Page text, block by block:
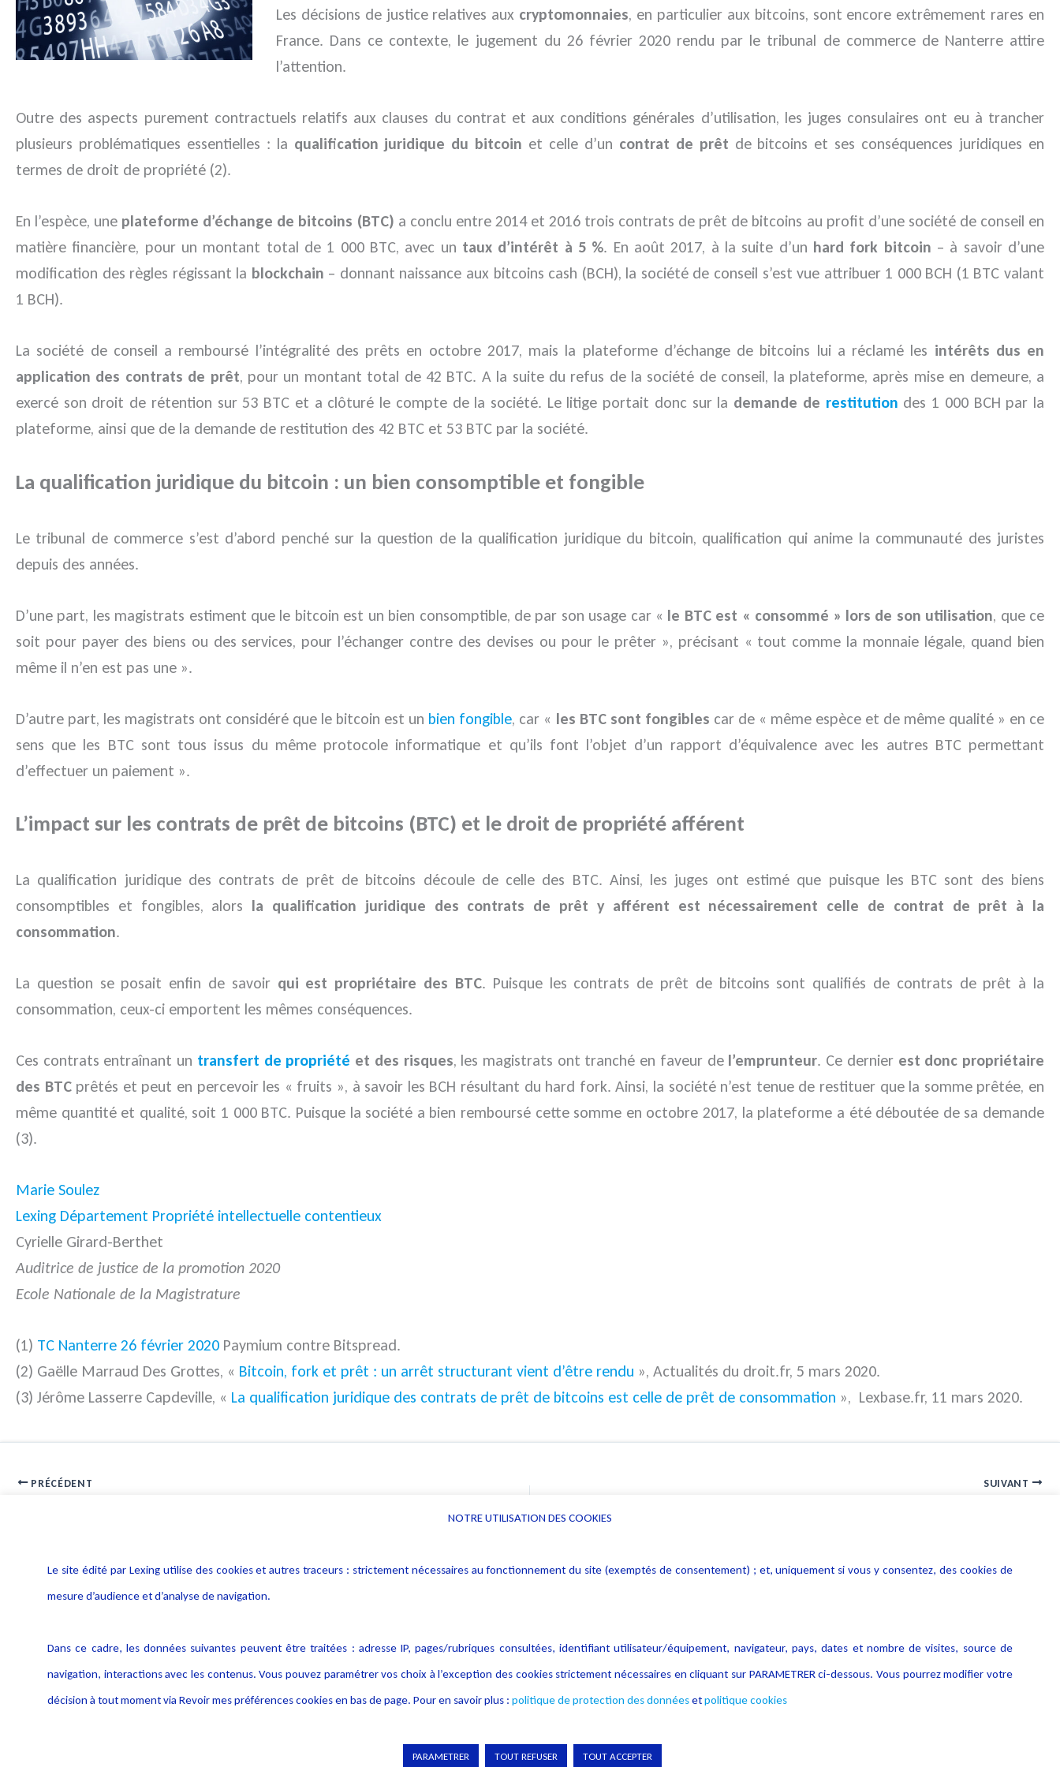
Les décisions de justice relatives aux cryptomonnaies, en particulier aux bitcoins, sont encore extrêmement rares en
France. Dans ce contexte, le jugement du 26 février 2020 rendu par le tribunal de commerce de Nanterre attire
l’attention.
Outre des aspects purement contractuels relatifs aux clauses du contrat et aux conditions générales d’utilisation, les juges consulaires ont eu à trancher
plusieurs problématiques essentielles : la qualification juridique du bitcoin et celle d’un contrat de prêt de bitcoins et ses conséquences juridiques en
termes de droit de propriété (2).
En l’espèce, une plateforme d’échange de bitcoins (BTC) a conclu entre 2014 et 2016 trois contrats de prêt de bitcoins au profit d’une société de conseil en
matière financière, pour un montant total de 1 000 BTC, avec un taux d’intérêt à 5 %. En août 2017, à la suite d’un hard fork bitcoin – à savoir d’une
modification des règles régissant la blockchain – donnant naissance aux bitcoins cash (BCH), la société de conseil s’est vue attribuer 1 000 BCH (1 BTC valant
1 BCH).
La société de conseil a remboursé l’intégralité des prêts en octobre 2017, mais la plateforme d’échange de bitcoins lui a réclamé les intérêts dus en
application des contrats de prêt, pour un montant total de 42 BTC. A la suite du refus de la société de conseil, la plateforme, après mise en demeure, a
exercé son droit de rétention sur 53 BTC et a clôturé le compte de la société. Le litige portait donc sur la demande de restitution des 1 000 BCH par la
plateforme, ainsi que de la demande de restitution des 42 BTC et 53 BTC par la société.
La qualification juridique du bitcoin : un bien consomptible et fongible
Le tribunal de commerce s’est d’abord penché sur la question de la qualification juridique du bitcoin, qualification qui anime la communauté des juristes
depuis des années.
D’une part, les magistrats estiment que le bitcoin est un bien consomptible, de par son usage car « le BTC est « consommé » lors de son utilisation, que ce
soit pour payer des biens ou des services, pour l’échanger contre des devises ou pour le prêter », précisant « tout comme la monnaie légale, quand bien
même il n’en est pas une ».
D’autre part, les magistrats ont considéré que le bitcoin est un bien fongible, car « les BTC sont fongibles car de « même espèce et de même qualité » en ce
sens que les BTC sont tous issus du même protocole informatique et qu’ils font l’objet d’un rapport d’équivalence avec les autres BTC permettant
d’effectuer un paiement ».
L’impact sur les contrats de prêt de bitcoins (BTC) et le droit de propriété afférent
La qualification juridique des contrats de prêt de bitcoins découle de celle des BTC. Ainsi, les juges ont estimé que puisque les BTC sont des biens
consomptibles et fongibles, alors la qualification juridique des contrats de prêt y afférent est nécessairement celle de contrat de prêt à la
consommation.
La question se posait enfin de savoir qui est propriétaire des BTC. Puisque les contrats de prêt de bitcoins sont qualifiés de contrats de prêt à la
consommation, ceux-ci emportent les mêmes conséquences.
Ces contrats entraînant un transfert de propriété et des risques, les magistrats ont tranché en faveur de l’emprunteur. Ce dernier est donc propriétaire
des BTCprêtés et peut en percevoir les « fruits », à savoir les BCH résultant du hard fork. Ainsi, la société n’est tenue de restituer que la somme prêtée, en
même quantité et qualité, soit 1 000 BTC. Puisque la société a bien remboursé cette somme en octobre 2017, la plateforme a été déboutée de sa demande
(3).
Marie Soulez
Lexing Département Propriété intellectuelle contentieux
Cyrielle Girard-Berthet
Auditrice de justice de la promotion 2020
Ecole Nationale de la Magistrature
(1) TC Nanterre 26 février 2020 Paymium contre Bitspread.
(2) Gaëlle Marraud Des Grottes, « Bitcoin, fork et prêt : un arrêt structurant vient d’être rendu », Actualités du droit.fr, 5 mars 2020.
(3) Jérôme Lasserre Capdeville, « La qualification juridique des contrats de prêt de bitcoins est celle de prêt de consommation », Lexbase.fr, 11 mars 2020.
PRÉCÉDENT SUIVANT
Politique de protection des
données
Politique cookies
Crédit Photo
NOTRE UTILISATION DES COOKIES
Le site édité par Lexing utilise des cookies et autres traceurs : strictement nécessaires au fonctionnement du site (exemptés de consentement) ; et, uniquement si vous y consentez, des cookies de
mesure d’audience et d’analyse de navigation.
Dans ce cadre, les données suivantes peuvent être traitées : adresse IP, pages/rubriques consultées, identifiant utilisateur/équipement, navigateur, pays, dates et nombre de visites, source de
navigation, interactions avec les contenus. Vous pouvez paramétrer vos choix à l’exception des cookies strictement nécessaires en cliquant sur PARAMETRER ci-dessous. Vous pourrez modifier votre
décision à tout moment via Revoir mes préférences cookies en bas de page. Pour en savoir plus : politique de protection des donnéesetpolitique cookies
PARAMETRER TOUT REFUSER TOUT ACCEPTER